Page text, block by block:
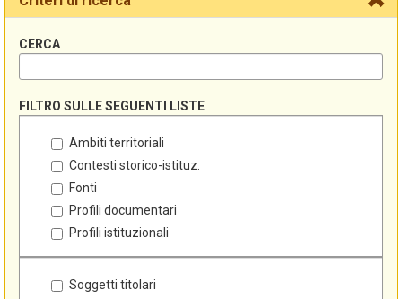
CERCA
FILTRO SULLE SEGUENTI LISTE
Ambiti territoriali
Contesti storico-istituz.
Fonti
Profili documentari
Profili istituzionali
Soggetti titolari